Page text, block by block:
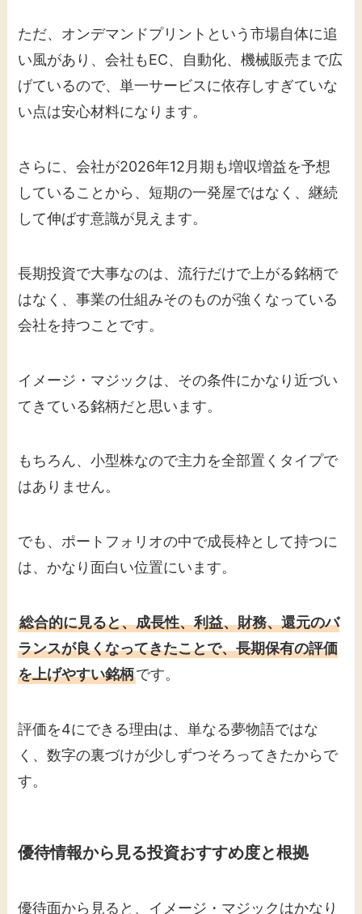
ただ、オンデマンドプリントという市場自体に追
い風があり、会社もEC、自動化、機械販売まで広
げているので、単一サービスに依存しすぎていな
い点は安心材料になります。
さらに、会社が2026年12月期も増収増益を予想
していることから、短期の一発屋ではなく、継続
して伸ばす意識が見えます。
長期投資で大事なのは、流行だけで上がる銘柄で
はなく、事業の仕組みそのものが強くなっている
会社を持つことです。
イメージ・マジックは、その条件にかなり近づい
てきている銘柄だと思います。
もちろん、小型株なので主力を全部置くタイプで
はありません。
でも、ポートフォリオの中で成長枠として持つに
は、かなり面白い位置にいます。
総合的に見ると、成長性、利益、財務、還元のバ
ランスが良くなってきたことで、長期保有の評価
を上げやすい銘柄です。
評価を4にできる理由は、単なる夢物語ではな
く、数字の裏づけが少しずつそろってきたからで
す。
優待情報から見る投資おすすめ度と根拠
優待面から見ると、イメージ・マジックはかなり